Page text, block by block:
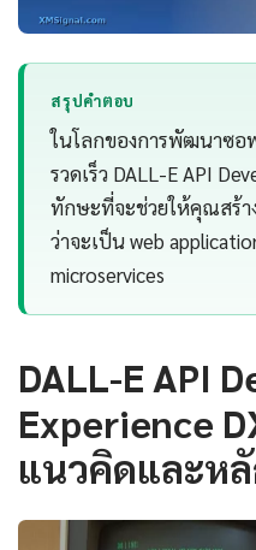
สรุปคำตอบ
ในโลกของการพัฒนาซอ
รวดเร็ว DALL-E API
ทักษะที่จะช่วยให้คุณสร้
ว่าจะเป็น web
microservices
DALL-E API
Experience
แนวคิดและห